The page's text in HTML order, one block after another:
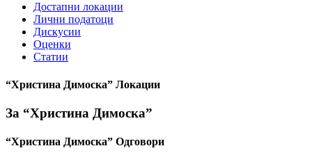
Достапни локации
Лични податоци
Дискусии
Оценки
Статии
“Христина Димоска” Локации
За “Христина Димоска”
“Христина Димоска” Одговори